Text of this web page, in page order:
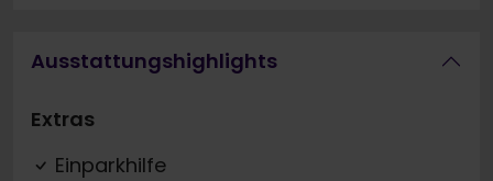
Ausstattungshighlights
Extras
Einparkhilfe